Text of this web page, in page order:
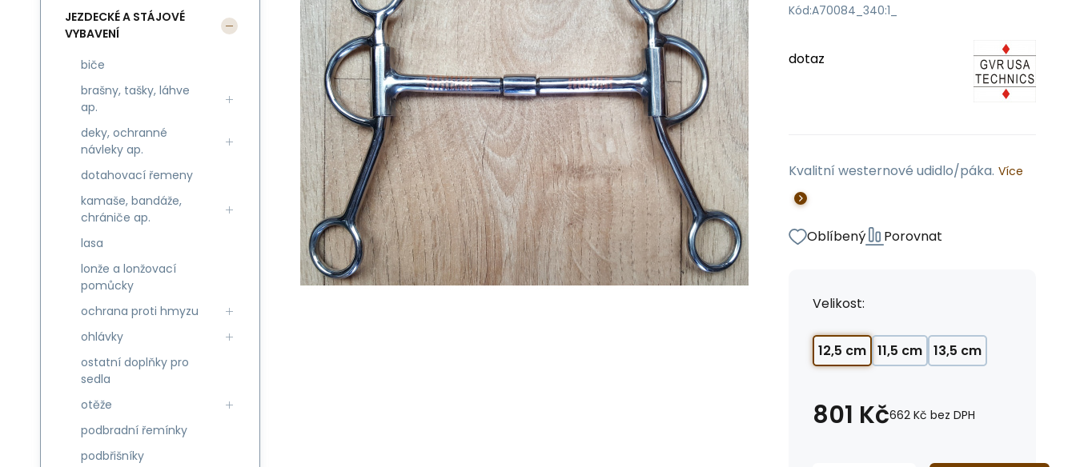
Kód:A70084_340:1_
dotaz
Kvalitní westernové udidlo/páka. Více
Oblíbený Porovnat
Velikost:
12,5 cm 11,5 cm 13,5 cm
801 Kč662 Kč bez DPH
JEZDECKÉ A STÁJOVÉ
VYBAVENÍ
biče
brašny, tašky, láhve
ap.
deky, ochranné
návleky ap.
dotahovací řemeny
kamaše, bandáže,
chrániče ap.
lasa
lonže a lonžovací
pomůcky
ochrana proti hmyzu
ohlávky
ostatní doplňky pro
sedla
otěže
podbradní řemínky
podbřišníky